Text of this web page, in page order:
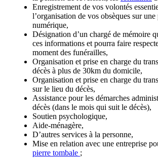
Enregistrement de vos volontés
l’organisation de vos obsèques sur
numérique,
Désignation d’un chargé de mémoire
ces informations et pourra faire
moment des funérailles,
Organisation et prise en charge du
décès à plus de 30km du domicile,
Organisation et prise en charge du
sur le lieu du décès,
Assistance pour les démarches
décès (dans le mois qui suit le décès),
Soutien psychologique,
Aide-ménagère,
D’autres services à la personne,
Mise en relation avec une entreprise
pierre tombale ;